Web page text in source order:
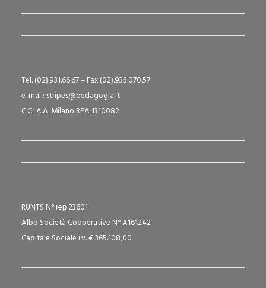
Tel. (02).931.66.67 – Fax (02).935.070.57
e-mail: stripes@pedagogia.it
C.C.I.A.A. Milano REA 1310082
RUNTS N° rep.23601
Albo Società Cooperative N° A161242
Capitale Sociale i.v. € 365.108,00